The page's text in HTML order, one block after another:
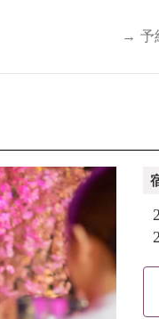
→ 予